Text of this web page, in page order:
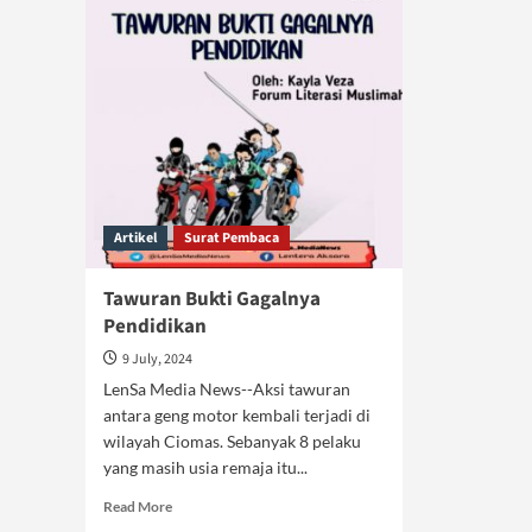
Artikel Surat Pembaca
Tawuran Bukti Gagalnya
Pendidikan
9 July, 2024
LenSa Media News--Aksi tawuran
antara geng motor kembali terjadi di
wilayah Ciomas. Sebanyak 8 pelaku
yang masih usia remaja itu...
Read MoreRead